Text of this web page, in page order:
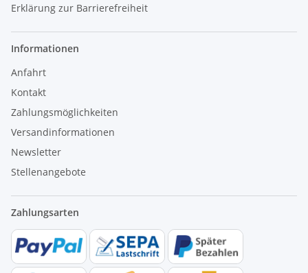
Erklärung zur Barrierefreiheit
Informationen
Anfahrt
Kontakt
Zahlungsmöglichkeiten
Versandinformationen
Newsletter
Stellenangebote
Zahlungsarten